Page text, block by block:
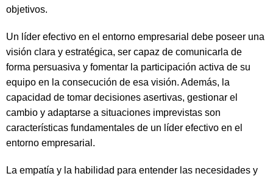
objetivos.
Un líder efectivo en el entorno empresarial debe poseer una
visión clara y estratégica, ser capaz de comunicarla de
forma persuasiva y fomentar la participación activa de su
equipo en la consecución de esa visión. Además, la
capacidad de tomar decisiones asertivas, gestionar el
cambio y adaptarse a situaciones imprevistas son
características fundamentales de un líder efectivo en el
entorno empresarial.
La empatía y la habilidad para entender las necesidades y